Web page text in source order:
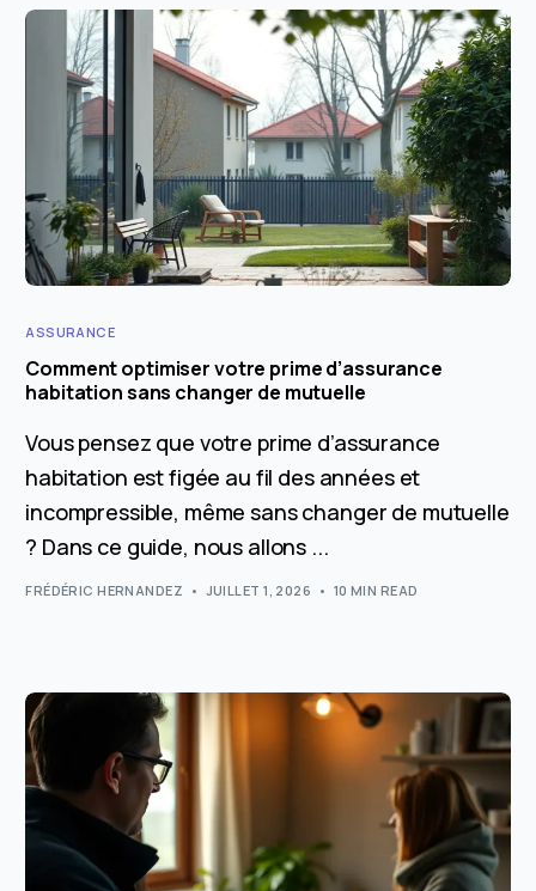
ASSURANCE
Comment optimiser votre prime d’assurance
habitation sans changer de mutuelle
Vous pensez que votre prime d’assurance
habitation est figée au fil des années et
incompressible, même sans changer de mutuelle
? Dans ce guide, nous allons ...
FRÉDÉRIC HERNANDEZ JUILLET 1, 2026 10 MIN READ